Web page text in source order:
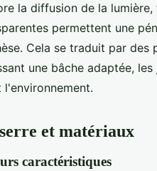
la diffusion de la
permettent une
Cela se traduit par des
une bâche adaptée,
et matériaux
caractéristiques